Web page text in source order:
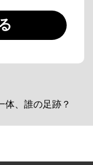
体、誰の足跡？